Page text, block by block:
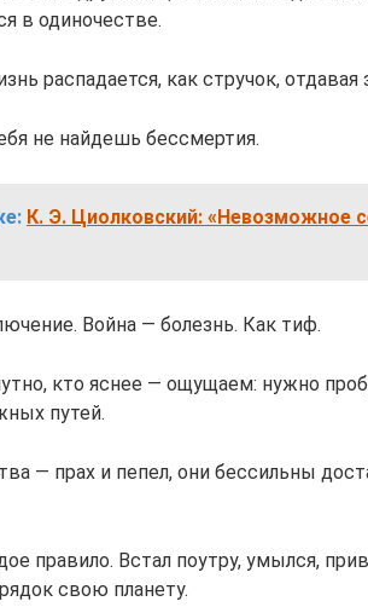
в одиночестве.
распадается, как стручок, отдавая
не найдешь бессмертия.
К. Э. Циолковский: «Невозможное
Война — болезнь. Как тиф.
кто яснее — ощущаем: нужно
путей.
— прах и пепел, они бессильны
правило. Встал поутру, умылся,
свою планету.